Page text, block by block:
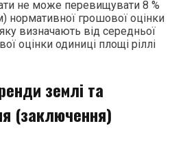
не може перевищувати 8 %
грошової оцінки
визначають від середньої
оцінки одиниці площі ріллі
землі та
(заключення)